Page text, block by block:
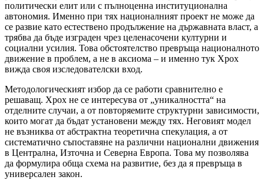
политически елит или с пълноценна институционална
автономия. Именно при тях националният проект не може да
се развие като естествено продължение на държавната власт, а
трябва да бъде изграден чрез целенасочени културни и
социални усилия. Това обстоятелство превръща националното
движение в проблем, а не в аксиома – и именно тук Хрох
вижда своя изследователски вход.
Методологическият избор да се работи сравнително е
решаващ. Хрох не се интересува от „уникалността“ на
отделните случаи, а от повторяемите структурни зависимости,
които могат да бъдат установени между тях. Неговият модел
не възниква от абстрактна теоретична спекулация, а от
систематично съпоставяне на различни национални движения
в Централна, Източна и Северна Европа. Това му позволява
да формулира обща схема на развитие, без да я превръща в
универсален закон.